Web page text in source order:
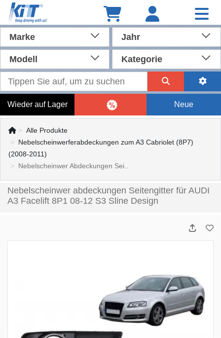
Marke Jahr
Modell Kategorie
Wieder auf Lager Neue
Alle Produkte
Nebelscheinwerferabdeckungen zum A3 Cabriolet (8P7)
(2008-2011)
Nebelscheinwer Abdeckungen Sei..
Nebelscheinwer abdeckungen Seitengitter für AUDI
A3 Facelift 8P1 08-12 S3 Sline Design